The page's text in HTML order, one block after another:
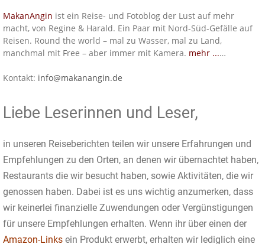
MakanAngin ist ein Reise- und Fotoblog der Lust auf mehr
macht, von Regine & Harald. Ein Paar mit Nord-Süd-Gefälle auf
Reisen. Round the world – mal zu Wasser, mal zu Land,
manchmal mit Free – aber immer mit Kamera. mehr ...…
Kontakt: info@makanangin.de
Liebe Leserinnen und Leser,
in unseren Reiseberichten teilen wir unsere Erfahrungen und
Empfehlungen zu den Orten, an denen wir übernachtet haben,
Restaurants die wir besucht haben, sowie Aktivitäten, die wir
genossen haben. Dabei ist es uns wichtig anzumerken, dass
wir keinerlei finanzielle Zuwendungen oder Vergünstigungen
für unsere Empfehlungen erhalten. Wenn ihr über einen der
Amazon-Links ein Produkt erwerbt, erhalten wir lediglich eine